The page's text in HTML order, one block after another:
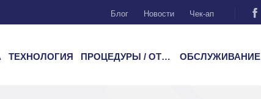
Блог Новости Чек-ап
ТЕХНОЛОГИЯ ПРОЦЕДУРЫ / ОТДЕЛЕНИЯ ОБСЛУЖИВАНИЕ ПАЦИЕНТОВ